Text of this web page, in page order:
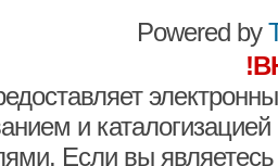
Powered by
и
Если вы являетесь